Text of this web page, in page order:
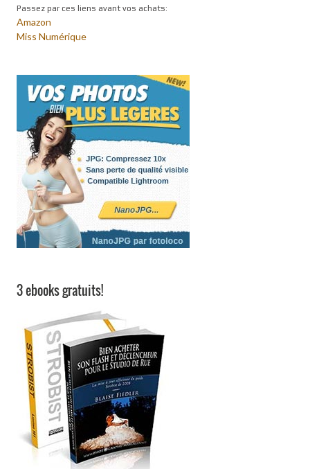
Passez par ces liens avant vos achats:
Amazon
Miss Numérique
3 ebooks gratuits!